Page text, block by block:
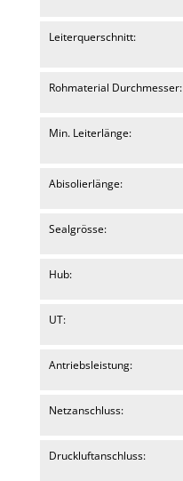
Leiterquerschnitt:
Rohmaterial Durchmesser:
Min. Leiterlänge:
Abisolierlänge:
Sealgrösse:
Hub:
UT:
Antriebsleistung:
Netzanschluss:
Druckluftanschluss: